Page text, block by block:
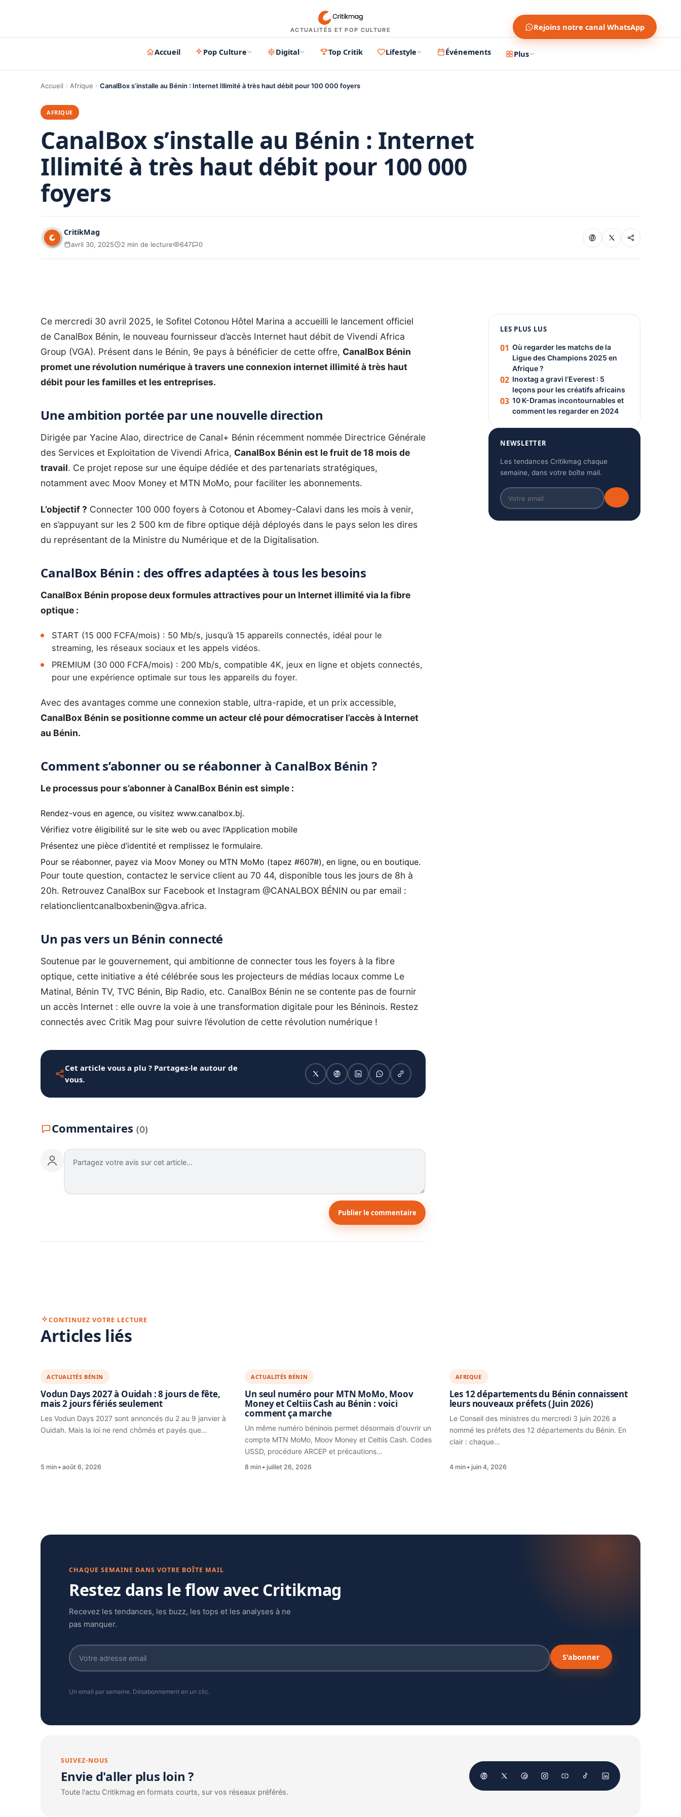
ACTUALITÉS ET POP CULTURE Rejoins notre canal WhatsApp
Accueil Pop Culture Digital Top Critik Lifestyle Événements Plus
Accueil Afrique CanalBox s’installe au Bénin : Internet Illimité à très haut débit pour 100 000 foyers
AFRIQUE
CanalBox s’installe au Bénin : Internet
Illimité à très haut débit pour 100 000
foyers
CritikMag
avril 30, 2025 2 min de lecture 647 0
Ce mercredi 30 avril 2025, le Sofitel Cotonou Hôtel Marina a accueilli le lancement officiel
de CanalBox Bénin, le nouveau fournisseur d’accès Internet haut débit de Vivendi Africa
Group (VGA). Présent dans le Bénin, 9e pays à bénéficier de cette offre, CanalBox Bénin
promet une révolution numérique à travers une connexion internet illimité à très haut
débit pour les familles et les entreprises.
Une ambition portée par une nouvelle direction
Dirigée par Yacine Alao, directrice de Canal+ Bénin récemment nommée Directrice Générale
des Services et Exploitation de Vivendi Africa, CanalBox Bénin est le fruit de 18 mois de
travail. Ce projet repose sur une équipe dédiée et des partenariats stratégiques,
notamment avec Moov Money et MTN MoMo, pour faciliter les abonnements.
L’objectif ? Connecter 100 000 foyers à Cotonou et Abomey-Calavi dans les mois à venir,
en s’appuyant sur les 2 500 km de fibre optique déjà déployés dans le pays selon les dires
du représentant de la Ministre du Numérique et de la Digitalisation.
CanalBox Bénin : des offres adaptées à tous les besoins
CanalBox Bénin propose deux formules attractives pour un Internet illimité via la fibre
optique :
START (15 000 FCFA/mois) : 50 Mb/s, jusqu’à 15 appareils connectés, idéal pour le
streaming, les réseaux sociaux et les appels vidéos.
PREMIUM (30 000 FCFA/mois) : 200 Mb/s, compatible 4K, jeux en ligne et objets connectés,
pour une expérience optimale sur tous les appareils du foyer.
Avec des avantages comme une connexion stable, ultra-rapide, et un prix accessible,
CanalBox Bénin se positionne comme un acteur clé pour démocratiser l’accès à Internet
au Bénin.
Comment s’abonner ou se réabonner à CanalBox Bénin ?
Le processus pour s’abonner à CanalBox Bénin est simple :
Rendez-vous en agence, ou visitez www.canalbox.bj.
Vérifiez votre éligibilité sur le site web ou avec l’Application mobile
Présentez une pièce d’identité et remplissez le formulaire.
Pour se réabonner, payez via Moov Money ou MTN MoMo (tapez #607#), en ligne, ou en boutique.
Pour toute question, contactez le service client au 70 44, disponible tous les jours de 8h à
20h. Retrouvez CanalBox sur Facebook et Instagram @CANALBOX BÉNIN ou par email :
relationclientcanalboxbenin@gva.africa.
Un pas vers un Bénin connecté
Soutenue par le gouvernement, qui ambitionne de connecter tous les foyers à la fibre
optique, cette initiative a été célébrée sous les projecteurs de médias locaux comme Le
Matinal, Bénin TV, TVC Bénin, Bip Radio, etc. CanalBox Bénin ne se contente pas de fournir
un accès Internet : elle ouvre la voie à une transformation digitale pour les Béninois. Restez
connectés avec Critik Mag pour suivre l’évolution de cette révolution numérique !
Cet article vous a plu ? Partagez-le autour de
vous.
PUBLICITÉ
LES PLUS LUS
01 Où regarder les matchs de la
Ligue des Champions 2025 en
Afrique ?
02 Inoxtag a gravi l’Everest : 5
leçons pour les créatifs africains
03 10 K-Dramas incontournables et
comment les regarder en 2024
NEWSLETTER
Les tendances Critikmag chaque
semaine, dans votre boîte mail.
Commentaires (0)
Publier le commentaire
CONTINUEZ VOTRE LECTURE
Articles liés
ACTUALITÉS BÉNIN
Vodun Days 2027 à Ouidah : 8 jours de fête,
mais 2 jours fériés seulement
Les Vodun Days 2027 sont annoncés du 2 au 9 janvier à
Ouidah. Mais la loi ne rend chômés et payés que…
5 min août 6, 2026
ACTUALITÉS BÉNIN
Un seul numéro pour MTN MoMo, Moov
Money et Celtiis Cash au Bénin : voici
comment ça marche
Un même numéro béninois permet désormais d'ouvrir un
compte MTN MoMo, Moov Money et Celtiis Cash. Codes
USSD, procédure ARCEP et précautions…
8 min juillet 26, 2026
AFRIQUE
Les 12 départements du Bénin connaissent
leurs nouveaux préfets (Juin 2026)
Le Conseil des ministres du mercredi 3 juin 2026 a
nommé les préfets des 12 départements du Bénin. En
clair : chaque…
4 min juin 4, 2026
CHAQUE SEMAINE DANS VOTRE BOÎTE MAIL
Restez dans le flow avec Critikmag
Recevez les tendances, les buzz, les tops et les analyses à ne
pas manquer.
S'abonner
Un email par semaine. Désabonnement en un clic.
SUIVEZ-NOUS
Envie d'aller plus loin ?
Toute l'actu Critikmag en formats courts, sur vos réseaux préférés.